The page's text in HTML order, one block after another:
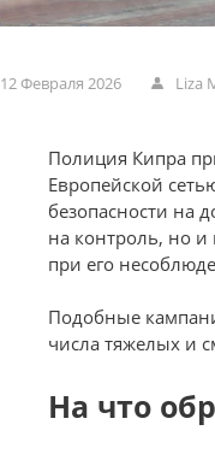
12 Февраля 2026 Liza
Полиция Кипра
Европейской
безопасности на
на контроль, но и
при его
Подобные
числа тяжелых и
На что